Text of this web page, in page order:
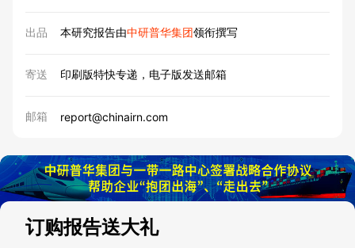
出品 本研究报告由中研普华集团领衔撰写
寄送 印刷版特快专递，电子版发送邮箱
邮箱 report@chinairn.com
订购报告送大礼